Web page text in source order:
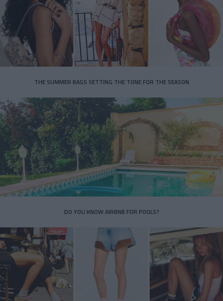
THE SUMMER BAGS SETTING THE TONE FOR THE SEASON
DO YOU KNOW AIRBNB FOR POOLS?